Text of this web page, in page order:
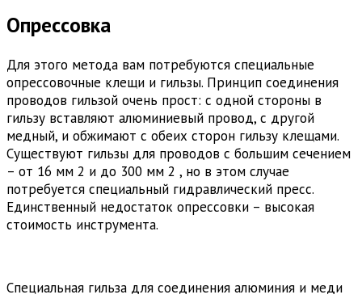
Опрессовка
Для этого метода вам потребуются специальные
опрессовочные клещи и гильзы. Принцип соединения
проводов гильзой очень прост: с одной стороны в
гильзу вставляют алюминиевый провод, с другой
медный, и обжимают с обеих сторон гильзу клещами.
Существуют гильзы для проводов с большим сечением
– от 16 мм 2 и до 300 мм 2 , но в этом случае
потребуется специальный гидравлический пресс.
Единственный недостаток опрессовки – высокая
стоимость инструмента.
Специальная гильза для соединения алюминия и меди